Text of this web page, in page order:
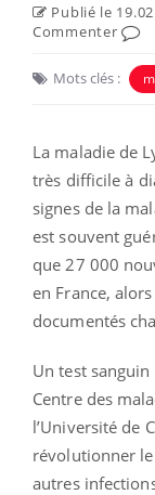
Publié le
Commenter
Mots clés :
La maladie de
très difficile à
signes de la
est souvent
que 27 000
en France,
documentés
Un test
Centre des
l’Université de
révolutionner
autres